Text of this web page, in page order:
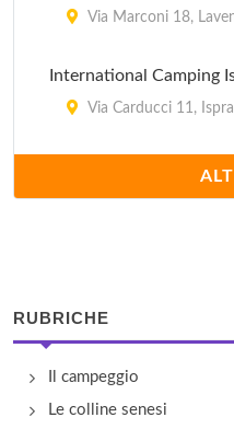
Via Marconi 18,
International Camping
Via Carducci 11, Ispra
Via Del Martiri 12,
Lago di Monate
Via Lago di Monate
RUBRICHE
Il campeggio
Le colline senesi